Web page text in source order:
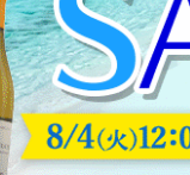
）のワインの特
ルドーのブドウ発
。
り、非常に良質な
ック・レオニャン
ワインの特徴